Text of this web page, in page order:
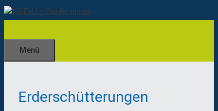
Zum
Inhalt
Menü
Erderschütterungen